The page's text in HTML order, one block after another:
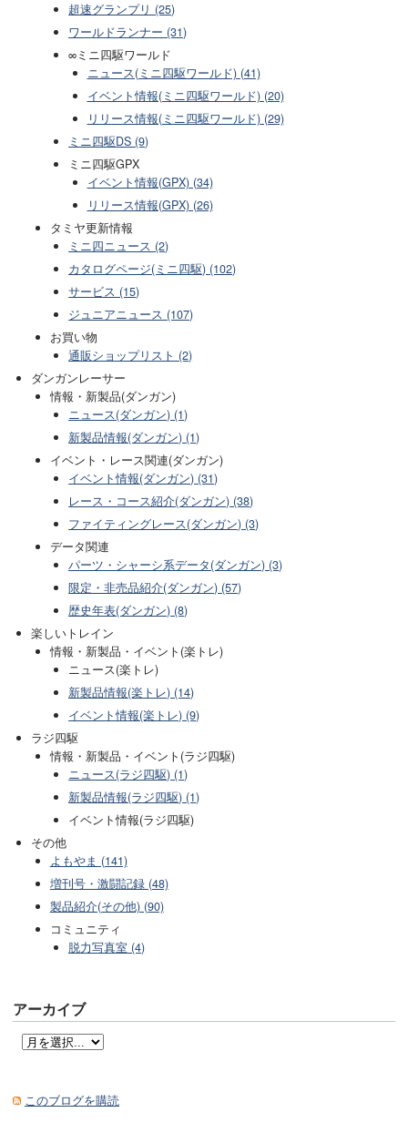
超速グランプリ (25)
ワールドランナー (31)
∞ミニ四駆ワールド
ニュース(ミニ四駆ワールド) (41)
イベント情報(ミニ四駆ワールド) (20)
リリース情報(ミニ四駆ワールド) (29)
ミニ四駆DS (9)
ミニ四駆GPX
イベント情報(GPX) (34)
リリース情報(GPX) (26)
タミヤ更新情報
ミニ四ニュース (2)
カタログページ(ミニ四駆) (102)
サービス (15)
ジュニアニュース (107)
お買い物
通販ショップリスト (2)
ダンガンレーサー
情報・新製品(ダンガン)
ニュース(ダンガン) (1)
新製品情報(ダンガン) (1)
イベント・レース関連(ダンガン)
イベント情報(ダンガン) (31)
レース・コース紹介(ダンガン) (38)
ファイティングレース(ダンガン) (3)
データ関連
パーツ・シャーシ系データ(ダンガン) (3)
限定・非売品紹介(ダンガン) (57)
歴史年表(ダンガン) (8)
楽しいトレイン
情報・新製品・イベント(楽トレ)
ニュース(楽トレ)
新製品情報(楽トレ) (14)
イベント情報(楽トレ) (9)
ラジ四駆
情報・新製品・イベント(ラジ四駆)
ニュース(ラジ四駆) (1)
新製品情報(ラジ四駆) (1)
イベント情報(ラジ四駆)
その他
よもやま (141)
増刊号・激闘記録 (48)
製品紹介(その他) (90)
コミュニティ
脱力写真室 (4)
アーカイブ
このブログを購読